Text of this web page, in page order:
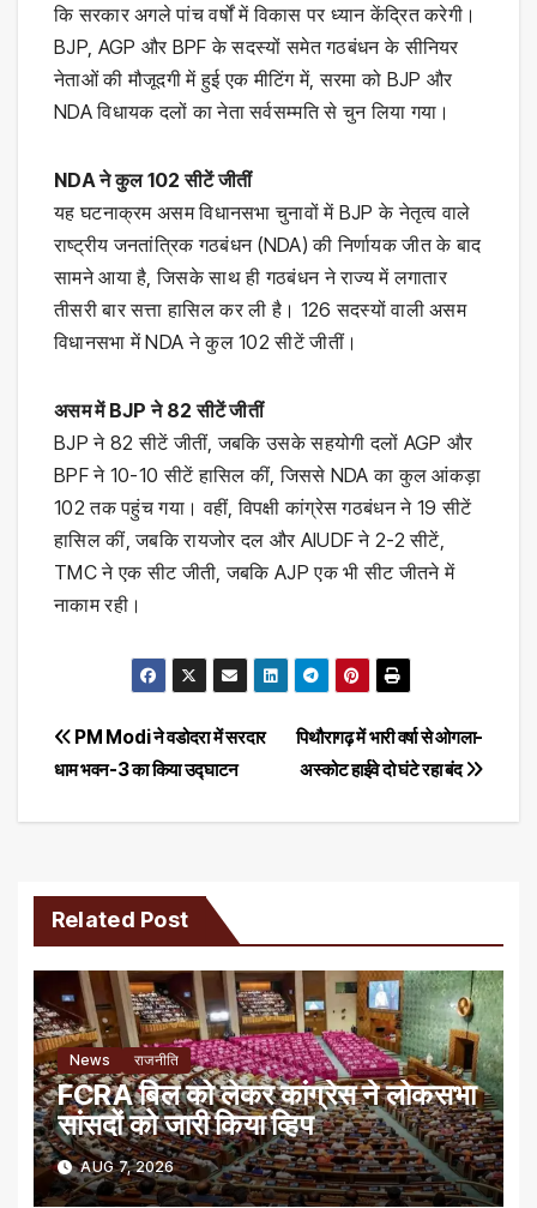
कि सरकार अगले पांच वर्षों में विकास पर ध्यान केंद्रित करेगी।
BJP, AGP और BPF के सदस्यों समेत गठबंधन के सीनियर
नेताओं की मौजूदगी में हुई एक मीटिंग में, सरमा को BJP और
NDA विधायक दलों का नेता सर्वसम्मति से चुन लिया गया।
NDA ने कुल 102 सीटें जीतीं
यह घटनाक्रम असम विधानसभा चुनावों में BJP के नेतृत्व वाले
राष्ट्रीय जनतांत्रिक गठबंधन (NDA) की निर्णायक जीत के बाद
सामने आया है, जिसके साथ ही गठबंधन ने राज्य में लगातार
तीसरी बार सत्ता हासिल कर ली है। 126 सदस्यों वाली असम
विधानसभा में NDA ने कुल 102 सीटें जीतीं।
असम में BJP ने 82 सीटें जीतीं
BJP ने 82 सीटें जीतीं, जबकि उसके सहयोगी दलों AGP और
BPF ने 10-10 सीटें हासिल कीं, जिससे NDA का कुल आंकड़ा
102 तक पहुंच गया। वहीं, विपक्षी कांग्रेस गठबंधन ने 19 सीटें
हासिल कीं, जबकि रायजोर दल और AIUDF ने 2-2 सीटें,
TMC ने एक सीट जीती, जबकि AJP एक भी सीट जीतने में
नाकाम रही।
Post
navigation
पिथौरागढ़ में भारी वर्षा से ओगला-
अस्कोट हाईवे दो घंटे रहा बंद
PM Modi ने वडोदरा में सरदार
धाम भवन-3 का किया उद्घाटन
Related Post
News राजनीति
FCRA बिल को लेकर कांग्रेस ने लोकसभा
सांसदों को जारी किया व्हिप
AUG 7, 2026